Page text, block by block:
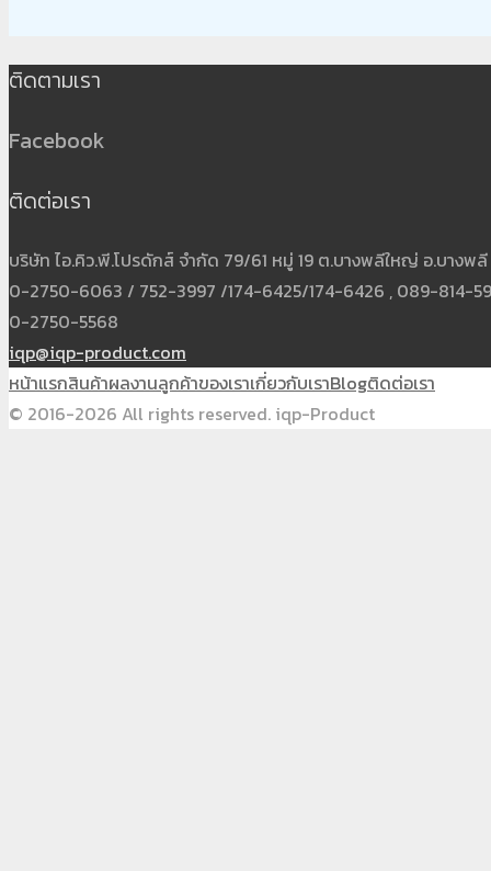
ติดตามเรา
Facebook
ติดต่อเรา
บริษัท ไอ.คิว.พี.โปรดักส์ จำกัด 79/61 หมู่ 19 ต.บางพลีใหญ่ อ.บางพ
0-2750-6063 / 752-3997 /174-6425/174-6426 , 089-814-
0-2750-5568
iqp@iqp-product.com
หน้าแรกสินค้าผลงานลูกค้าของเราเกี่ยวกับเราBlogติดต่อเรา
© 2016-2026 All rights reserved. iqp-Product